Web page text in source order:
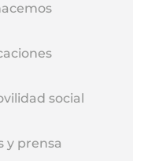
social
y prensa